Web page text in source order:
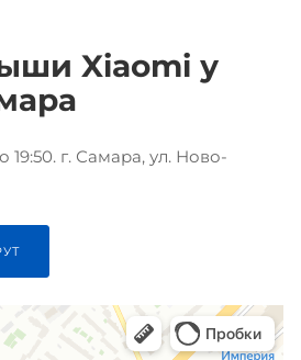
Xiaomi у
19:50. г. Самара, ул. Ново-